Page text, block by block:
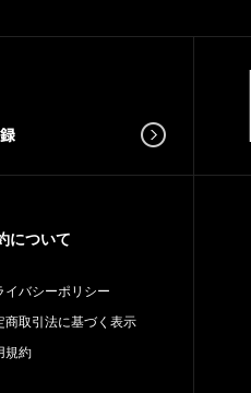
について
イバシーポリシー
商取引法に基づく表示
規約